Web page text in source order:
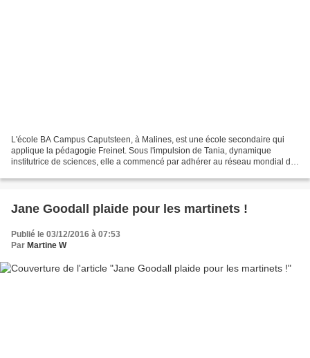
L'école BA Campus Caputsteen, à Malines, est une école secondaire qui
applique la pédagogie Freinet. Sous l'impulsion de Tania, dynamique
institutrice de sciences, elle a commencé par adhérer au réseau mondial de
Jane Goodall plaide pour les martinets !
Publié le 03/12/2016 à 07:53
Par Martine W